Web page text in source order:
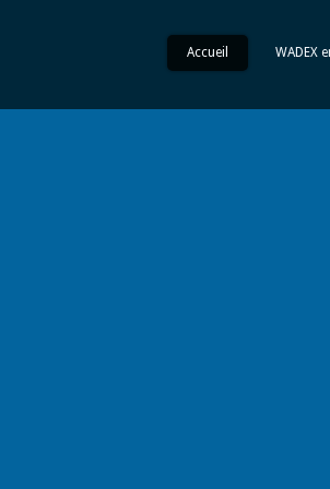
Accueil WADEX